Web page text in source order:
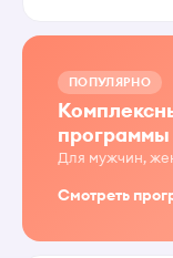
ПОПУЛЯРНО
программы
Для мужчин,
Смотреть